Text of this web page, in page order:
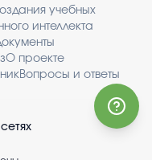
учебных
интеллекта
О проекте
Вопросы и ответы